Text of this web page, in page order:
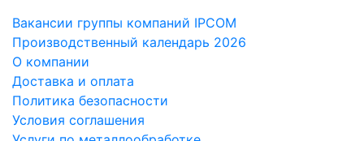
Вакансии группы компаний IPCOM
Производственный календарь 2026
О компании
Доставка и оплата
Политика безопасности
Условия соглашения